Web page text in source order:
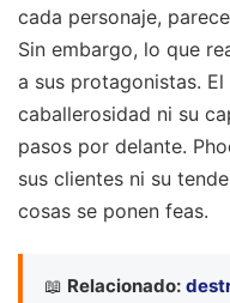
cada personaje,
Sin embargo, lo que
a sus protagonistas.
caballerosidad ni su
pasos por delante.
sus clientes ni su
cosas se ponen feas.
📖 Relacionado: